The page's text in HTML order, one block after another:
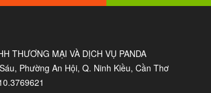
THƯƠNG MẠI VÀ DỊCH VỤ PANDA
Phường An Hội, Q. Ninh Kiều, Cần Thơ